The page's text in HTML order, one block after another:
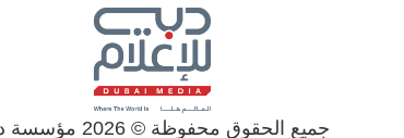
جميع الحقوق محفوظة © 2026 مؤسسة دبي